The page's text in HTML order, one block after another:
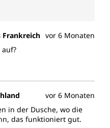
pflanzlicher
Haarbruch beim
Glanz. Einfach im
aufschäumen und
fertig. Festes
denn sie reicht für bis
Frankreich vor 6 Monaten
vor 6 Monaten
in der Dusche, wo die
das funktioniert gut.